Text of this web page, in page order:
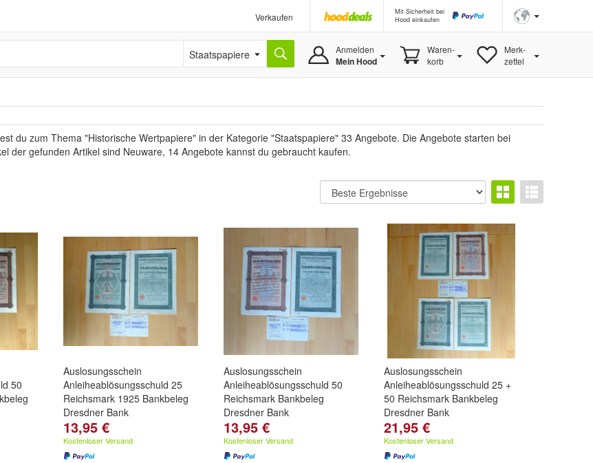
Verkaufen
Mit Sicherheit bei
Hood einkaufen
Staatspapiere Anmelden
Mein Hood
Waren-
korb
Merk-
zettel
du zum Thema "Historische Wertpapiere" in der Kategorie "Staatspapiere" 33 Angebote. Die Angebote starten bei
der gefunden Artikel sind Neuware, 14 Angebote kannst du gebraucht kaufen.
50
Auslosungsschein
Anleiheablösungsschuld 25
Reichsmark 1925 Bankbeleg
Dresdner Bank
13,95 €
Kostenloser Versand
Auslosungsschein
Anleiheablösungsschuld 50
Reichsmark Bankbeleg
Dresdner Bank
13,95 €
Kostenloser Versand
Auslosungsschein
Anleiheablösungsschuld 25 +
50 Reichsmark Bankbeleg
Dresdner Bank
21,95 €
Kostenloser Versand